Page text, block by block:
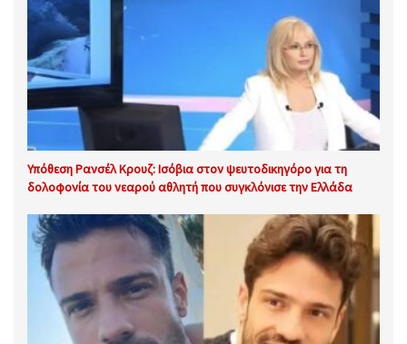
Υπόθεση Ρανσέλ Κρουζ: Ισόβια στον ψευτοδικηγόρο για τη
δολοφονία του νεαρού αθλητή που συγκλόνισε την Ελλάδα